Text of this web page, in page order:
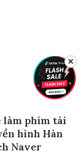
làm phim tài
hình Hàn
Naver
✕